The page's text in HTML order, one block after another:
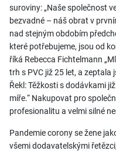
suroviny: „Naše společnost
bezvadné – náš obrat v
nad stejným obdobím
které potřebujeme, jsou od
říká Rebecca Fichtelmann
trh s PVC již 25 let, a zeptala
Řekl: Těžkosti s dodávkami
míře.“ Nakupovat pro
profesionalitu a velmi silné
Pandemie corony se žene
všemi dodavatelskými